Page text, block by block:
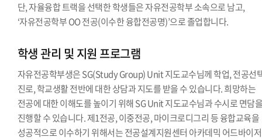
단, 자율융합 트랙을 선택한 학생들은 자유전공학부 소속으로 남고,
‘자유전공학부 OO 전공(이수한 융합전공명)’으로 졸업합니다.
학생 관리 및 지원 프로그램
자유전공학부생은 SG(Study Group) Unit 지도교수님께 학업, 전공선
진로, 학교생활 전반에 대한 상담과 지도를 받을 수 있습니다. 희망하는
전공에 대한 이해도를 높이기 위해 SG Unit 지도교수님과 수시로 면담
진행할 수 있습니다. 제1전공, 이중전공, 마이크로디그리 등 융합교육을
성공적으로 이수하기 위해서는 전공설계지원센터 아카데믹 어드바이저